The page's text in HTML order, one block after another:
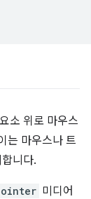
소 위로 마우스
는 마우스나 트
니다.
미디어